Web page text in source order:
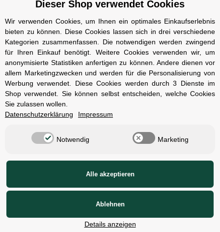
Cookie Einstelungen
Datenschutz
Impressum
Kontakt und Öffnungszeiten
Versand und Zahlungsarten
Widerrufsbelehrung
Radcompany
Berlin Schöneberg
Cube Store Berlin Marienfelde
Preisempfehlung des Herstellers
Dieser Shop verwendet Cookies
Wir verwenden Cookies, um Ihnen ein optimales Einkaufserlebnis
bieten zu können. Diese Cookies lassen sich in drei verschiedene
Kategorien zusammenfassen. Die notwendigen werden zwingend
für Ihren Einkauf benötigt. Weitere Cookies verwenden wir, um
anonymisierte Statistiken anfertigen zu können. Andere dienen vor
allem Marketingzwecken und werden für die Personalisierung von
Werbung verwendet. Diese Cookies werden durch 3 Dienste im
Shop verwendet. Sie können selbst entscheiden, welche Cookies
Sie zulassen wollen.
Datenschutzerklärung
Impressum
Notwendig Marketing
Alle akzeptieren
Ablehnen
Details anzeigen